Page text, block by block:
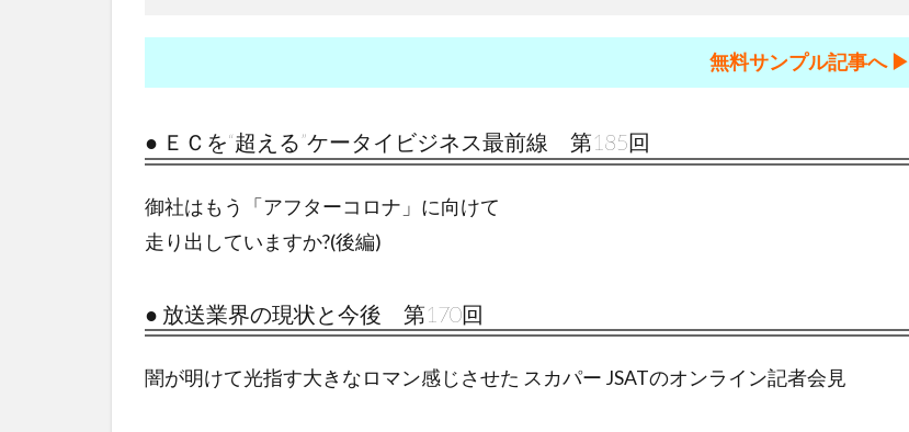
無料サンプル記事へ ▶︎
● ＥＣを“超える”ケータイビジネス最前線 第185回
御社はもう「アフターコロナ」に向けて
走り出していますか?(後編)
● 放送業界の現状と今後 第170回
闇が明けて光指す大きなロマン感じさせた スカパー JSATのオンライン記者会見